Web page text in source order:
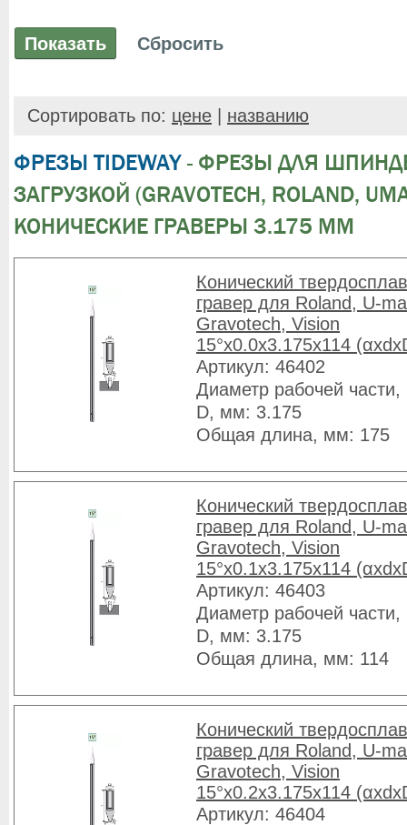
Сортировать по: цене | названию
ФРЕЗЫ TIDEWAY - ФРЕЗЫ ДЛЯ
ЗАГРУЗКОЙ (GRAVOTECH, ROLAND,
КОНИЧЕСКИЕ ГРАВЕРЫ 3.175 ММ
Конический
гравер для Roland, U-
Gravotech, Vision
15°x0.0x3.175x114
Артикул: 46402
Диаметр рабочей
D, мм: 3.175
Общая длина, мм: 175
Конический
гравер для Roland, U-
Gravotech, Vision
15°x0.1x3.175x114
Артикул: 46403
Диаметр рабочей
D, мм: 3.175
Общая длина, мм: 114
Конический
гравер для Roland, U-
Gravotech, Vision
15°x0.2x3.175x114
Артикул: 46404